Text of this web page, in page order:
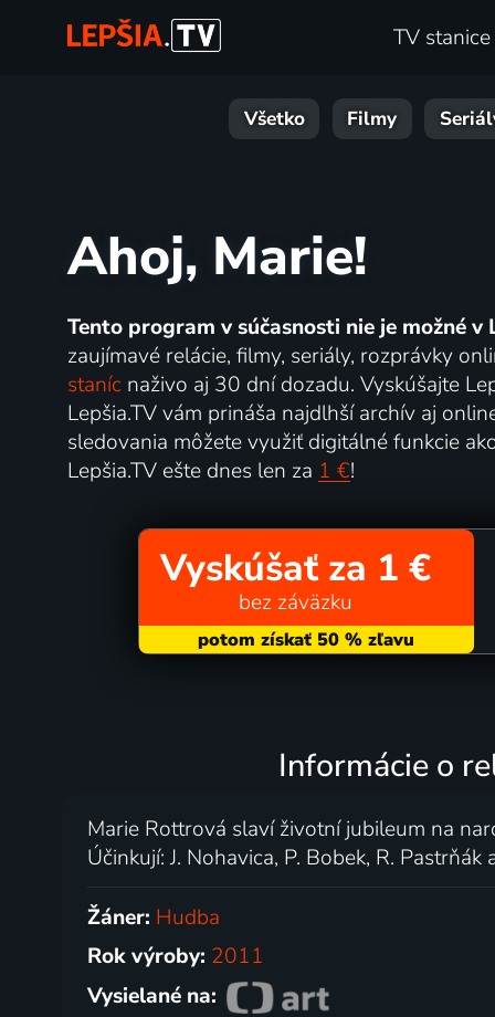
TV stanice
Všetko Filmy
Ahoj, Marie!
Tento program v súčasnosti nie je možné v
zaujímavé relácie, filmy, seriály, rozprávky
stanícnaživo aj 30 dní dozadu. Vyskúšajte
Lepšia.TV vám prináša najdlhší archív aj
sledovania môžete využiť digitálné funkcie
Lepšia.TV ešte dnes len za 1 €!
Vyskúšať za 1 €
bez záväzku
Informácie o
Marie Rottrová slaví životní jubileum na
Účinkují: J. Nohavica, P. Bobek, R.
Žáner: Hudba
Rok výroby: 2011
Vysielané na: